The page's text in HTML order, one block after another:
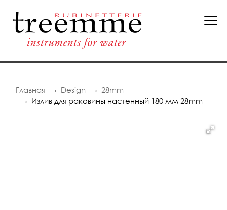
Главная Design
28mm
Излив для раковины настенный 180 мм 28mm